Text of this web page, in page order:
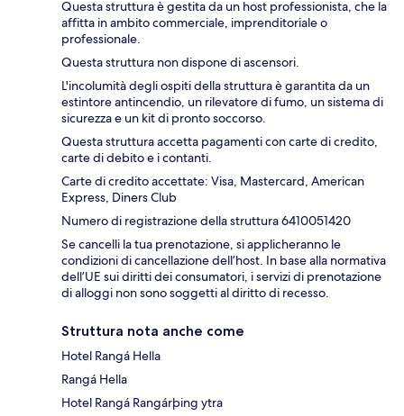
Questa struttura è gestita da un host professionista, che la
affitta in ambito commerciale, imprenditoriale o
professionale.
Questa struttura non dispone di ascensori.
L'incolumità degli ospiti della struttura è garantita da un
estintore antincendio, un rilevatore di fumo, un sistema di
sicurezza e un kit di pronto soccorso.
Questa struttura accetta pagamenti con carte di credito,
carte di debito e i contanti.
Carte di credito accettate: Visa, Mastercard, American
Express, Diners Club
Numero di registrazione della struttura 6410051420
Se cancelli la tua prenotazione, si applicheranno le
condizioni di cancellazione dell’host. In base alla normativa
dell’UE sui diritti dei consumatori, i servizi di prenotazione
di alloggi non sono soggetti al diritto di recesso.
Struttura nota anche come
Hotel Rangá Hella
Rangá Hella
Hotel Rangá Rangárþing ytra